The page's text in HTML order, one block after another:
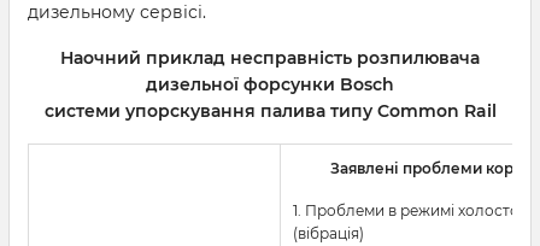
дизельному сервісі.
Наочний приклад несправність розпилювача
дизельної форсунки Bosch
системи упорскування палива типу Common Rail
Заявлені проблеми
1. Проблеми в режимі холостого
(вібрація)